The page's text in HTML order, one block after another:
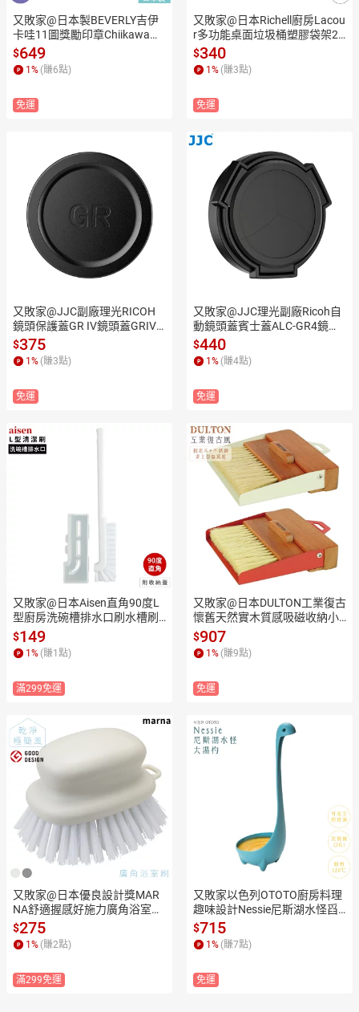
又敗家@日本製BEVERLY吉伊
卡哇11圖獎勵印章Chiikawa作
業本聯絡簿印章SDH-134手帳
木頭橡皮章(附收納盒;兔兔烏薩
奇.小八貓.小桃鼠.栗子饅頭.風
鼓勵章補習班療癒文具
$649
1 % (賺6點)
免運
又敗家@日本Richell廚房Lacou
r多功能桌面垃圾桶塑膠袋架22
531(矽膠止滑座;三角形支架)垃
圾袋架廚餘垃圾架馬克杯架晾
乾架
$340
1 % (賺3點)
免運
又敗家@JJC副廠理光RICOH
鏡頭保護蓋GR IV鏡頭蓋GRIV
鏡頭蓋LC-GR4鏡頭蓋(金屬製/
內裡泡棉)鏡頭前蓋鏡前蓋鏡蓋
Lens Cap
$375
1 % (賺3點)
免運
又敗家@JJC理光副廠Ricoh自
動鏡頭蓋賓士蓋ALC-GR4鏡頭
蓋(自動開闔)適GR IV鏡頭前蓋
GRIV鏡頭蓋Lens Cap
$440
1 % (賺4點)
免運
又敗家@日本Aisen直角90度L
型廚房洗碗槽排水口刷水槽刷
浴室出水口刷KBA04(耐熱8
0℃;附掛洞&收納盒)清潔刷洗
手台除垢凹槽刷
$149
1% (賺1點)
滿299免運
又敗家@日本DULTON工業復古
懷舊天然實木質感吸磁收納小
畚箕組H21-0365(相思木+不銹
鋼;附掛繩掛洞)桌上型小掃把
$907
1% (賺9點)
免運
又敗家@日本優良設計獎MAR
NA舒適握感好施力廣角浴室刷
子W-601(附掛洞;台灣製;刷毛3
cm長)清潔刷廁所刷磁磚刷縫
隙刷具
$275
1 % (賺2點)
滿299免運
又敗家以色列OTOTO廚房料理
趣味設計Nessie尼斯湖水怪舀
湯杓OT821(附掛洞;耐120℃;可
站立;可洗碗機)大湯匙醬勺菜勺
$715
1 % (賺7點)
免運